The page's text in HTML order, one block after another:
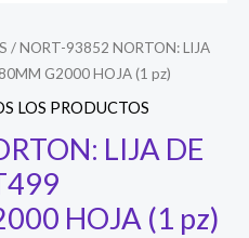
/ NORT-93852 NORTON: LIJA
G2000 HOJA (1 pz)
LOS PRODUCTOS
LIJA DE
HOJA (1 pz)